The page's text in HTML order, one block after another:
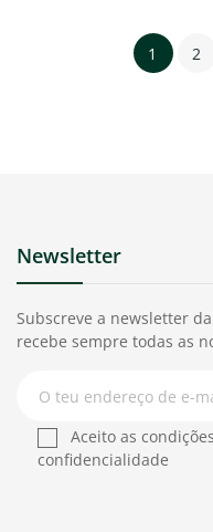
1 2
Newsletter
Subscreve a newsletter
recebe sempre todas as
Aceito as
confidencialidade